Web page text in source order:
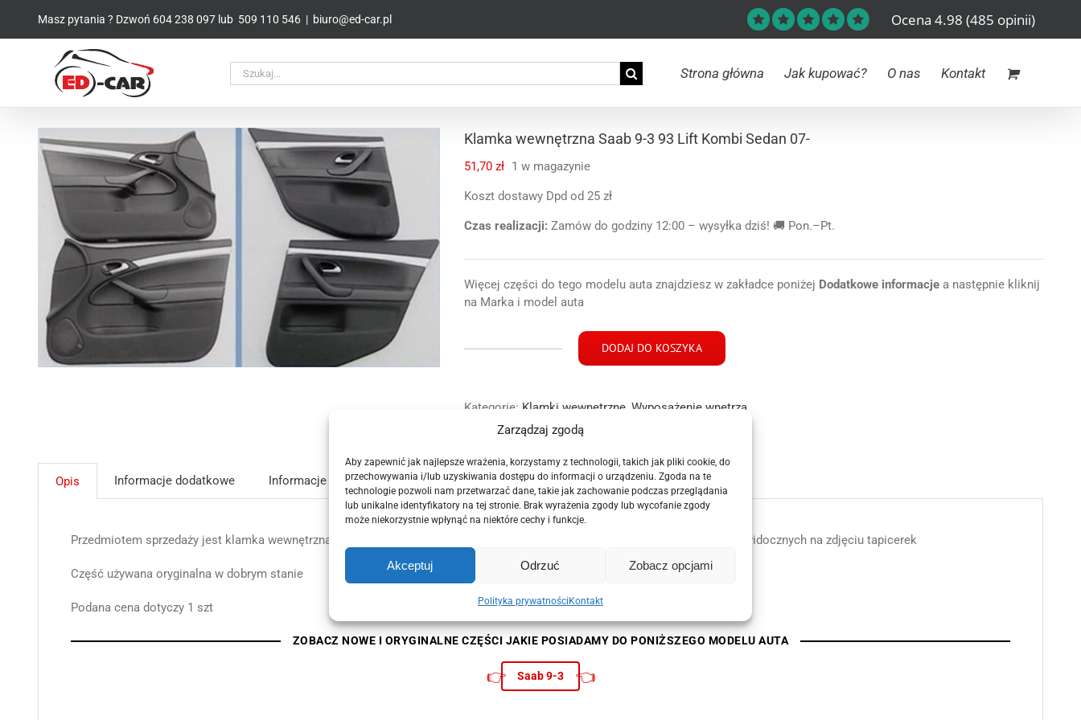
Zarządzaj zgodą
Aby zapewnić jak najlepsze wrażenia, korzystamy z technologii, takich jak pliki cookie, do
przechowywania i/lub uzyskiwania dostępu do informacji o urządzeniu. Zgoda na te
technologie pozwoli nam przetwarzać dane, takie jak zachowanie podczas przeglądania
lub unikalne identyfikatory na tej stronie. Brak wyrażenia zgody lub wycofanie zgody
może niekorzystnie wpłynąć na niektóre cechy i funkcje.
Akceptuj Odrzuć Zobacz opcjami
Polityka prywatności Kontakt
zawartości
Masz pytania ? Dzwoń 604 238 097 lub 509 110 546 | biuro@ed-car.pl Ocena 4.98 (485 opinii)
Strona główna Jak kupować? O nas Kontakt
Klamka wewnętrzna Saab 9-3 93 Lift Kombi Sedan 07-
51,70 zł 1 w magazynie
Koszt dostawy Dpd od 25 zł
Czas realizacji: Zamów do godziny 12:00 – wysyłka dziś! 🚚 Pon.–Pt.
Więcej części do tego modelu auta znajdziesz w zakładce poniżej Dodatkowe informacje a następnie kliknij
na Marka i model auta
Saab
9-
93
Lift
Kombi
Sedan
DODAJ DO KOSZYKA
Kategorie: Klamki wewnętrzne Wyposażenie wnętrza
Opis Informacje dodatkowe Informacje GPSR
Przedmiotem sprzedaży jest klamka wewnętrzna prawa lub lewa przód lub tył Saab 93 9-3 Sedan Kombi model po 2006 roku z widocznych na zdjęciu tapicerek
Część używana oryginalna w dobrym stanie
Podana cena dotyczy 1 szt
ZOBACZ NOWE I ORYGINALNE CZĘŚCI JAKIE POSIADAMY DO PONIŻSZEGO MODELU AUTA
👉 Saab 9-3 👈